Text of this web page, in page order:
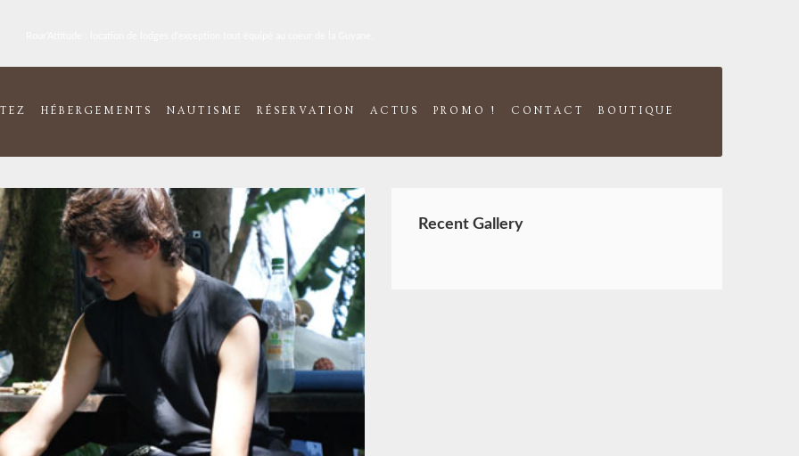
HÉBERGEMENTS NAUTISME RÉSERVATION ACTUS PROMO ! CONTACT BOUTIQUE
Recent Gallery